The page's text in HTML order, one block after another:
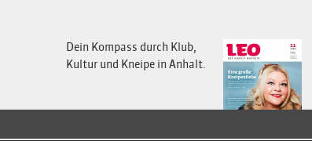
Dein Kompass durch Klub,
Kultur und Kneipe in Anhalt.